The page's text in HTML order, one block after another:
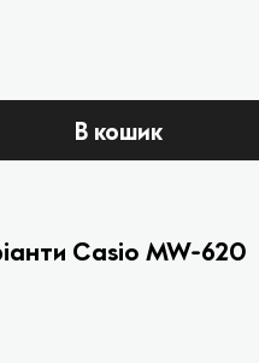
В кошик
Casio MW-620